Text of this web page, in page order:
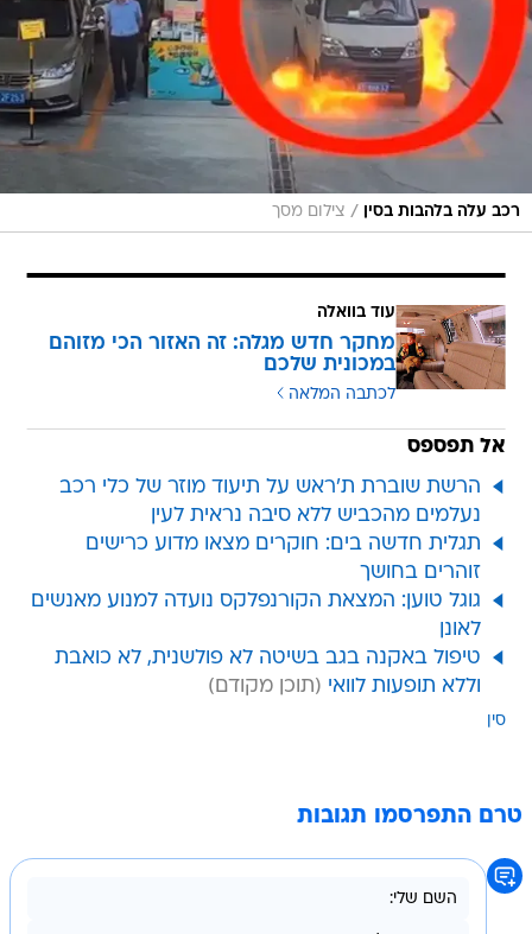
רכב עלה בלהבות בסין / צילום מסך
עוד בוואלה
מחקר חדש מגלה: זה האזור הכי מזוהם
במכונית שלכם
לכתבה המלאה
אל תפספס
הרשת שוברת ת'ראש על תיעוד מוזר של כלי רכב
נעלמים מהכביש ללא סיבה נראית לעין
תגלית חדשה בים: חוקרים מצאו מדוע כרישים
זוהרים בחושך
גוגל טוען: המצאת הקורנפלקס נועדה למנוע מאנשים
לאונן
טיפול באקנה בגב בשיטה לא פולשנית, לא כואבת
וללא תופעות לוואי
סין
טרם התפרסמו תגובות